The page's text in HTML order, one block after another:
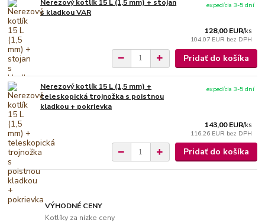
Nerezový kotlík 15 L (1,5 mm) + stojan
s kladkou VAR
128,00 EUR/ks
104,07 EUR bez DPH
expedícia 3-5 dní
Pridať do košíka
Nerezový kotlík 15 L (1,5 mm) +
teleskopická trojnožka s poistnou
kladkou + pokrievka
143,00 EUR/ks
116,26 EUR bez DPH
expedícia 3-5 dní
Pridať do košíka
VÝHODNÉ CENY
Kotlíky za nízke ceny